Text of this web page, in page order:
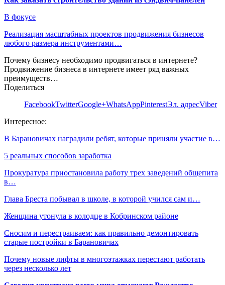
В фокусе
Реализация масштабных проектов продвижения бизнесов
любого размера инструментами…
Почему бизнесу необходимо продвигаться в интернете?
Продвижение бизнеса в интернете имеет ряд важных
преимуществ…
Поделиться
FacebookTwitterGoogle+WhatsAppPinterestЭл. адресViber
Интересное:
В Барановичах наградили ребят, которые приняли участие в…
5 реальных способов заработка
Прокуратура приостановила работу трех заведений общепита
в…
Глава Бреста побывал в школе, в которой учился сам и…
Женщина утонула в колодце в Кобринском районе
Сносим и перестраиваем: как правильно демонтировать
старые постройки в Барановичах
Почему новые лифты в многоэтажках перестают работать
через несколько лет